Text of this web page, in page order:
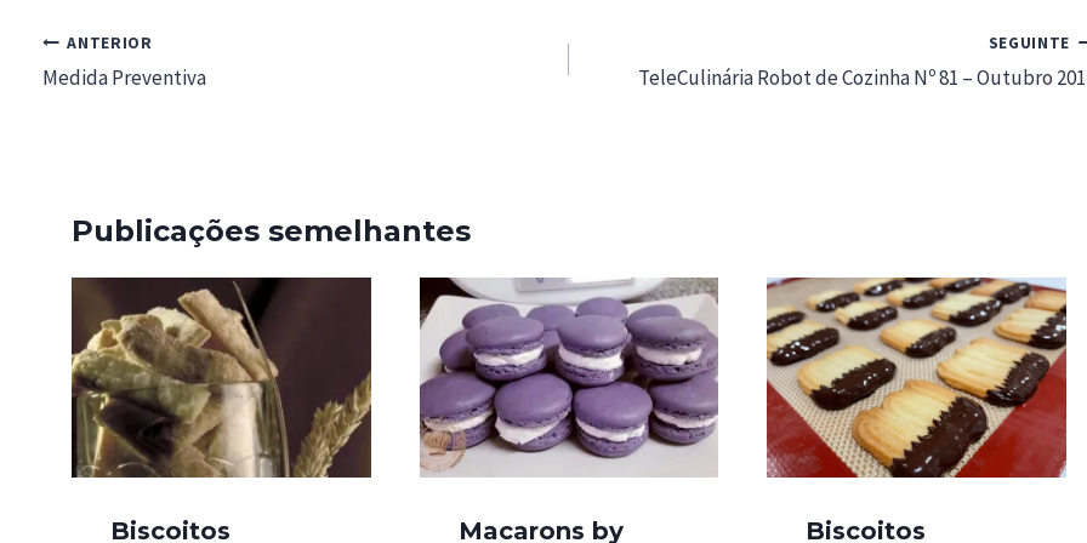
Navegação
de
ANTERIOR
Medida Preventiva
SEGUINTE
TeleCulinária Robot de Cozinha Nº 81 – Outubro
Publicações semelhantes
Biscoitos Macarons by Biscoitos